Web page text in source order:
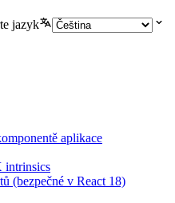
jazyk
aplikace
intrinsics
(bezpečné v React 18)